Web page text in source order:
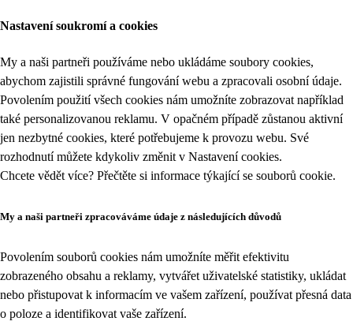
Nastavení soukromí a cookies
My a naši partneři používáme nebo ukládáme soubory cookies,
abychom zajistili správné fungování webu a zpracovali osobní údaje.
Povolením použití všech cookies nám umožníte zobrazovat například
také personalizovanou reklamu. V opačném případě zůstanou aktivní
jen nezbytné cookies, které potřebujeme k provozu webu. Své
rozhodnutí můžete kdykoliv změnit v Nastavení cookies.
Chcete vědět více? Přečtěte si informace týkající se souborů cookie.
My a naši partneři zpracováváme údaje z následujících důvodů
Povolením souborů cookies nám umožníte měřit efektivitu
zobrazeného obsahu a reklamy, vytvářet uživatelské statistiky, ukládat
nebo přistupovat k informacím ve vašem zařízení, používat přesná data
o poloze a identifikovat vaše zařízení.